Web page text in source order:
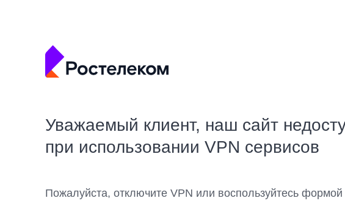
Уважаемый клиент, наш сайт
при использовании VPN сервисов
Пожалуйста, отключите VPN или воспользуйтесь